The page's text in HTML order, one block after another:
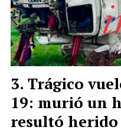
Trágico
19: murió un
resultó herido